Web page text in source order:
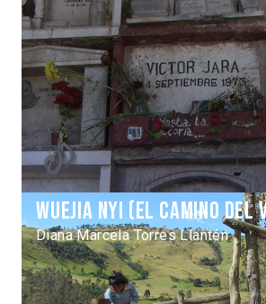
Wuejia nyi (El Camino del
Diana Marcela Torres Llantén